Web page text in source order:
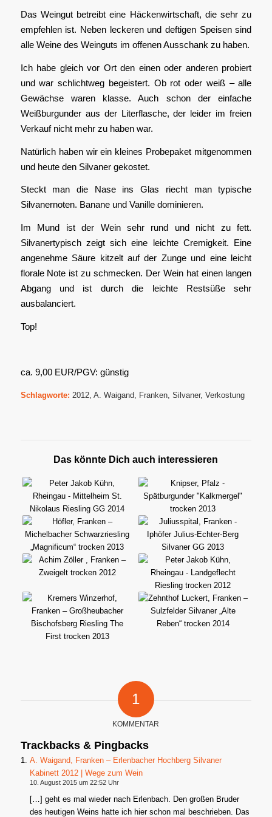
Das Weingut betreibt eine Häckenwirtschaft, die sehr zu
empfehlen ist. Neben leckeren und deftigen Speisen sind
alle Weine des Weinguts im offenen Ausschank zu haben.
Ich habe gleich vor Ort den einen oder anderen probiert
und war schlichtweg begeistert. Ob rot oder weiß – alle
Gewächse waren klasse. Auch schon der einfache
Weißburgunder aus der Literflasche, der leider im freien
Verkauf nicht mehr zu haben war.
Natürlich haben wir ein kleines Probepaket mitgenommen
und heute den Silvaner gekostet.
Steckt man die Nase ins Glas riecht man typische
Silvanernoten. Banane und Vanille dominieren.
Im Mund ist der Wein sehr rund und nicht zu fett.
Silvanertypisch zeigt sich eine leichte Cremigkeit. Eine
angenehme Säure kitzelt auf der Zunge und eine leicht
florale Note ist zu schmecken. Der Wein hat einen langen
Abgang und ist durch die leichte Restsüße sehr
ausbalanciert.
Top!
ca. 9,00 EUR/PGV: günstig
Schlagworte: 2012, A. Waigand, Franken, Silvaner, Verkostung
Das könnte Dich auch interessieren
1
KOMMENTAR
Trackbacks & Pingbacks
A. Waigand, Franken – Erlenbacher Hochberg Silvaner
Kabinett 2012 | Wege zum Wein
10. August 2015 um 22:52 Uhr
[…] geht es mal wieder nach Erlenbach. Den großen Bruder
des heutigen Weins hatte ich hier schon mal beschrieben. Das